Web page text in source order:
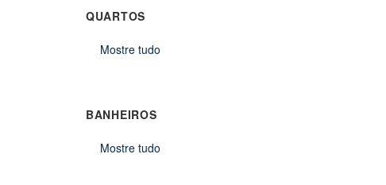
QUARTOS
Mostre tudo
BANHEIROS
Mostre tudo